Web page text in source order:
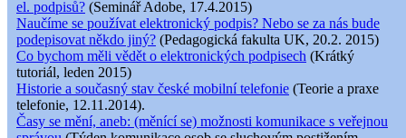
el. podpisů? (Seminář Adobe, 17.4.2015)
Naučíme se používat elektronický podpis? Nebo se za nás bude
podepisovat někdo jiný? (Pedagogická fakulta UK, 20.2. 2015)
Co bychom měli vědět o elektronických podpisech (Krátký
tutoriál, leden 2015)
Historie a současný stav české mobilní telefonie (Teorie a praxe
telefonie, 12.11.2014).
Časy se mění, aneb: (měnící se) možnosti komunikace s veřejnou